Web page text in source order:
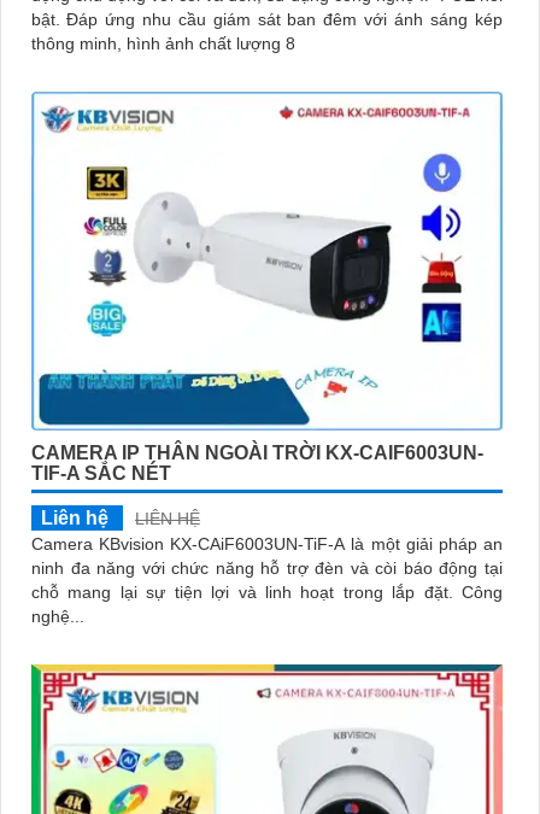
bật. Đáp ứng nhu cầu giám sát ban đêm với ánh sáng kép
thông minh, hình ảnh chất lượng 8
CAMERA IP THÂN NGOÀI TRỜI KX-CAIF6003UN-
TIF-A SẮC NÉT
Liên hệ
LIÊN HỆ
Camera KBvision KX-CAiF6003UN-TiF-A là một giải pháp an
ninh đa năng với chức năng hỗ trợ đèn và còi báo động tại
chỗ mang lại sự tiện lợi và linh hoạt trong lắp đặt. Công
nghệ...